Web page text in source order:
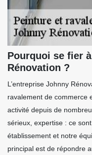
Pourquoi se fier
Rénovation ?
L’entreprise Johnny
ravalement de commerce
activité depuis de
sérieux, expertise : ce
établissement et notre
principal est de répondre